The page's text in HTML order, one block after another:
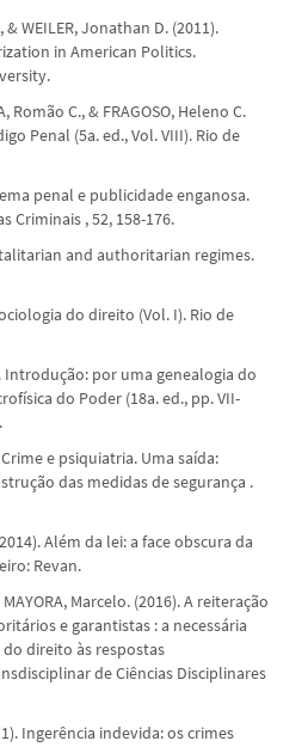
& WEILER, Jonathan D. (2011).
in American Politics.
Romão C., & FRAGOSO, Heleno C.
Penal (5a. ed., Vol. VIII). Rio de
penal e publicidade enganosa.
Criminais , 52, 158-176.
and authoritarian regimes.
do direito (Vol. I). Rio de
Introdução: por uma genealogia do
do Poder (18a. ed., pp. VII-
e psiquiatria. Uma saída:
das medidas de segurança .
Além da lei: a face obscura da
Revan.
Marcelo. (2016). A reiteração
e garantistas : a necessária
direito às respostas
de Ciências Disciplinares
Ingerência indevida: os crimes